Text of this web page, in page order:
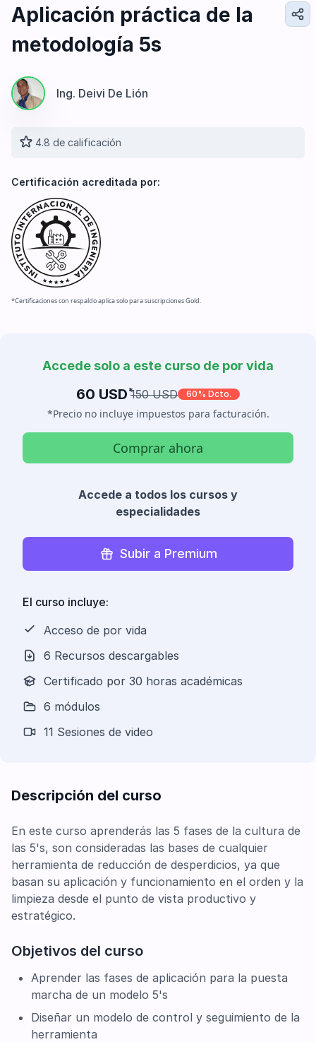
Diseño e Ingeniería
Ingeniería de Procesos
Ingeniería Civil
Aplicación práctica de la
metodología 5s
Ing. Deivi De Lión
4.8 de calificación
Certificación acreditada por:
*Certificaciones con respaldo aplica solo para suscripciones Gold.
Accede solo a este curso de por vida
60 USD *150 USD 60% Dcto.
*Precio no incluye impuestos para facturación.
Comprar ahora
Accede a todos los cursos y
especialidades
Subir a Premium
El curso incluye:
Acceso de por vida
6 Recursos descargables
Certificado por 30 horas académicas
6 módulos
11 Sesiones de video
Descripción del curso
En este curso aprenderás las 5 fases de la cultura de
las 5's, son consideradas las bases de cualquier
herramienta de reducción de desperdicios, ya que
basan su aplicación y funcionamiento en el orden y la
limpieza desde el punto de vista productivo y
estratégico.
Objetivos del curso
Aprender las fases de aplicación para la puesta
marcha de un modelo 5's
Diseñar un modelo de control y seguimiento de la
herramienta